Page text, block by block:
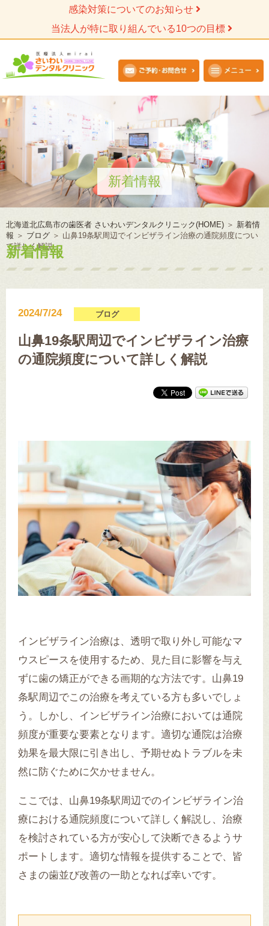
感染対策についてのお知らせ
当法人が特に取り組んでいる10つの目標
新着情報
北海道北広島市の歯医者 さいわいデンタルクリニック(HOME) ＞ 新着情
報 ＞ ブログ ＞ 山鼻19条駅周辺でインビザライン治療の通院頻度につい
て詳しく解説
新着情報
2024/7/24 ブログ
山鼻19条駅周辺でインビザライン治療
の通院頻度について詳しく解説
インビザライン治療は、透明で取り外し可能なマ
ウスピースを使用するため、見た目に影響を与え
ずに歯の矯正ができる画期的な方法です。山鼻19
条駅周辺でこの治療を考えている方も多いでしょ
う。しかし、インビザライン治療においては通院
頻度が重要な要素となります。適切な通院は治療
効果を最大限に引き出し、予期せぬトラブルを未
然に防ぐために欠かせません。
ここでは、山鼻19条駅周辺でのインビザライン治
療における通院頻度について詳しく解説し、治療
を検討されている方が安心して決断できるようサ
ポートします。適切な情報を提供することで、皆
さまの歯並び改善の一助となれば幸いです。